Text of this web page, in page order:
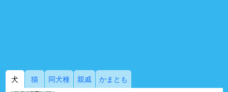
犬 猫 同犬種 親戚 かまとも